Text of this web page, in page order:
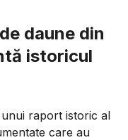
daune din
istoricul
raport istoric al
care au